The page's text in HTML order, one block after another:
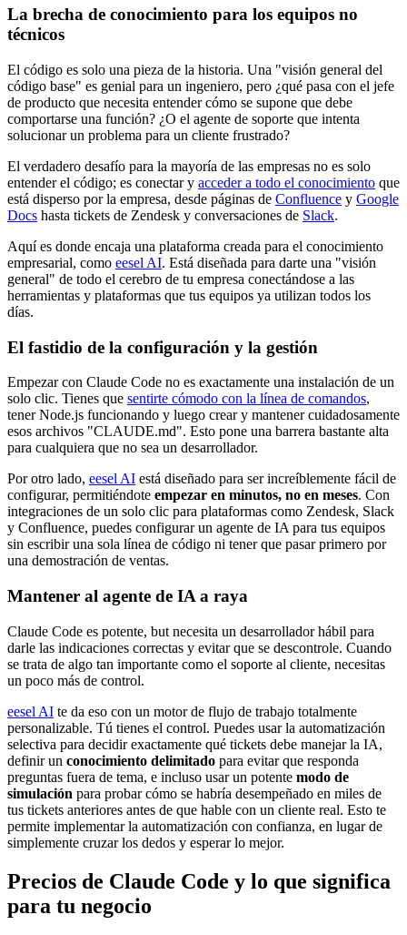
La brecha de conocimiento para los equipos no
técnicos
El código es solo una pieza de la historia. Una "visión general del
código base" es genial para un ingeniero, pero ¿qué pasa con el jefe
de producto que necesita entender cómo se supone que debe
comportarse una función? ¿O el agente de soporte que intenta
solucionar un problema para un cliente frustrado?
El verdadero desafío para la mayoría de las empresas no es solo
entender el código; es conectar y acceder a todo el conocimiento que
está disperso por la empresa, desde páginas de Confluence y Google
Docs hasta tickets de Zendesk y conversaciones de Slack.
Aquí es donde encaja una plataforma creada para el conocimiento
empresarial, como eesel AI. Está diseñada para darte una "visión
general" de todo el cerebro de tu empresa conectándose a las
herramientas y plataformas que tus equipos ya utilizan todos los
días.
El fastidio de la configuración y la gestión
Empezar con Claude Code no es exactamente una instalación de un
solo clic. Tienes que sentirte cómodo con la línea de comandos,
tener Node.js funcionando y luego crear y mantener cuidadosamente
esos archivos "CLAUDE.md". Esto pone una barrera bastante alta
para cualquiera que no sea un desarrollador.
Por otro lado, eesel AI está diseñado para ser increíblemente fácil de
configurar, permitiéndote empezar en minutos, no en meses. Con
integraciones de un solo clic para plataformas como Zendesk, Slack
y Confluence, puedes configurar un agente de IA para tus equipos
sin escribir una sola línea de código ni tener que pasar primero por
una demostración de ventas.
Mantener al agente de IA a raya
Claude Code es potente, but necesita un desarrollador hábil para
darle las indicaciones correctas y evitar que se descontrole. Cuando
se trata de algo tan importante como el soporte al cliente, necesitas
un poco más de control.
eesel AI te da eso con un motor de flujo de trabajo totalmente
personalizable. Tú tienes el control. Puedes usar la automatización
selectiva para decidir exactamente qué tickets debe manejar la IA,
definir un conocimiento delimitado para evitar que responda
preguntas fuera de tema, e incluso usar un potente modo de
simulación para probar cómo se habría desempeñado en miles de
tus tickets anteriores antes de que hable con un cliente real. Esto te
permite implementar la automatización con confianza, en lugar de
simplemente cruzar los dedos y esperar lo mejor.
Precios de Claude Code y lo que significa
para tu negocio